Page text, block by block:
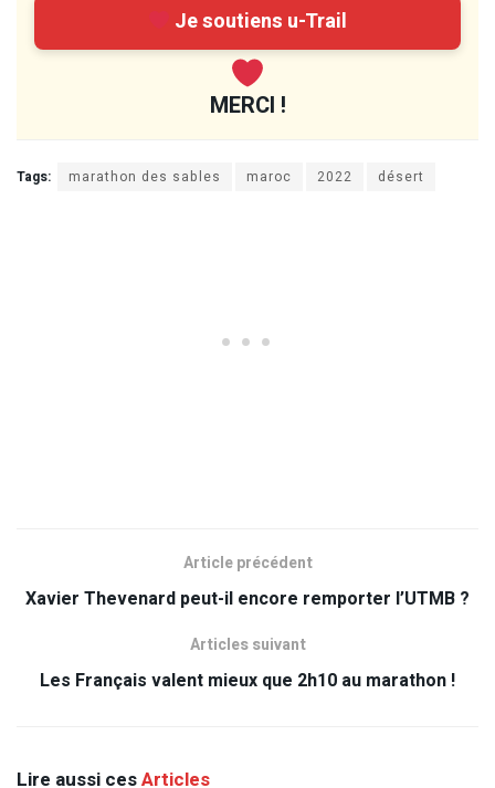
Je soutiens u-Trail
MERCI !
Tags: marathon des sables maroc 2022 désert
Article précédent
Xavier Thevenard peut-il encore remporter l’UTMB ?
Articles suivant
Les Français valent mieux que 2h10 au marathon !
Lire aussi cesArticles